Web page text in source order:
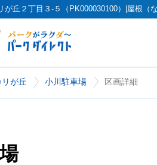
丘２丁目３-５（PK000030100）|屋根（
が丘 小川駐車場 区画詳細